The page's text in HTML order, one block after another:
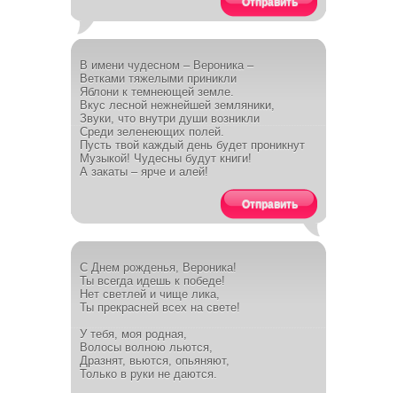
В имени чудесном – Вероника –
Ветками тяжелыми приникли
Яблони к темнеющей земле.
Вкус лесной нежнейшей земляники,
Звуки, что внутри души возникли
Среди зеленеющих полей.
Пусть твой каждый день будет проникнут
Музыкой! Чудесны будут книги!
А закаты – ярче и алей!
Отправить
С Днем рожденья, Вероника!
Ты всегда идешь к победе!
Нет светлей и чище лика,
Ты прекрасней всех на свете!
У тебя, моя родная,
Волосы волною льются,
Дразнят, вьются, опьяняют,
Только в руки не даются.